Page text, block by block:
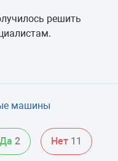
решить
машины
Да 2 Нет 11